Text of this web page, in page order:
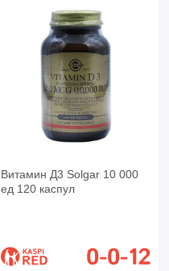
Витамин Д3 Solgar 10 000
ед 120 каспул